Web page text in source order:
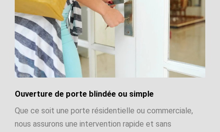
Ouverture de porte blindée ou simple
Que ce soit une porte résidentielle ou commerciale,
nous assurons une intervention rapide et sans